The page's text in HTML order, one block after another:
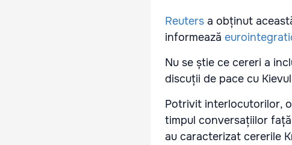
Reuters a obținut
informează
Nu se știe ce cereri a
discuții de pace cu
Potrivit interlocutorilor,
timpul conversațiilor
au caracterizat cererile